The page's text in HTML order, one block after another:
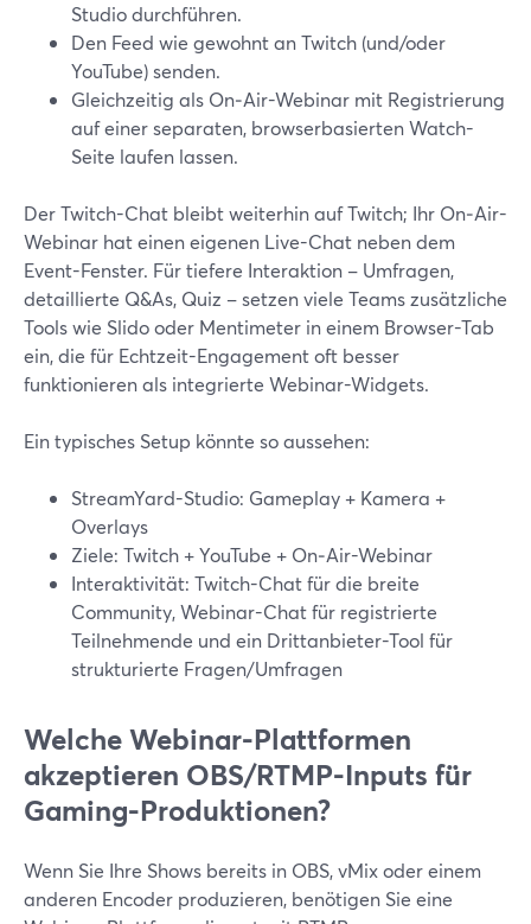
Studio durchführen.
Den Feed wie gewohnt an Twitch (und/oder
YouTube) senden.
Gleichzeitig als On‑Air-Webinar mit Registrierung
auf einer separaten, browserbasierten Watch-
Seite laufen lassen.
Der Twitch-Chat bleibt weiterhin auf Twitch; Ihr On‑Air-
Webinar hat einen eigenen Live-Chat neben dem
Event-Fenster. Für tiefere Interaktion – Umfragen,
detaillierte Q&As, Quiz – setzen viele Teams zusätzliche
Tools wie Slido oder Mentimeter in einem Browser-Tab
ein, die für Echtzeit-Engagement oft besser
funktionieren als integrierte Webinar-Widgets.
Ein typisches Setup könnte so aussehen:
StreamYard-Studio: Gameplay + Kamera +
Overlays
Ziele: Twitch + YouTube + On‑Air-Webinar
Interaktivität: Twitch-Chat für die breite
Community, Webinar-Chat für registrierte
Teilnehmende und ein Drittanbieter-Tool für
strukturierte Fragen/Umfragen
Welche Webinar-Plattformen
akzeptieren OBS/RTMP-Inputs für
Gaming-Produktionen?
Wenn Sie Ihre Shows bereits in OBS, vMix oder einem
anderen Encoder produzieren, benötigen Sie eine